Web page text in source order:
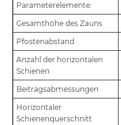
Parameterelemente:
Gesamthöhe des Zauns
Pfostenabstand
Anzahl der horizontalen
Schienen
Beitragsabmessungen
Horizontaler
Schienenquerschnitt